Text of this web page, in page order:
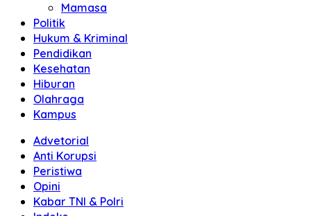
Mamasa
Politik
Hukum & Kriminal
Pendidikan
Kesehatan
Hiburan
Olahraga
Kampus
Advetorial
Anti Korupsi
Peristiwa
Opini
Kabar TNI & Polri